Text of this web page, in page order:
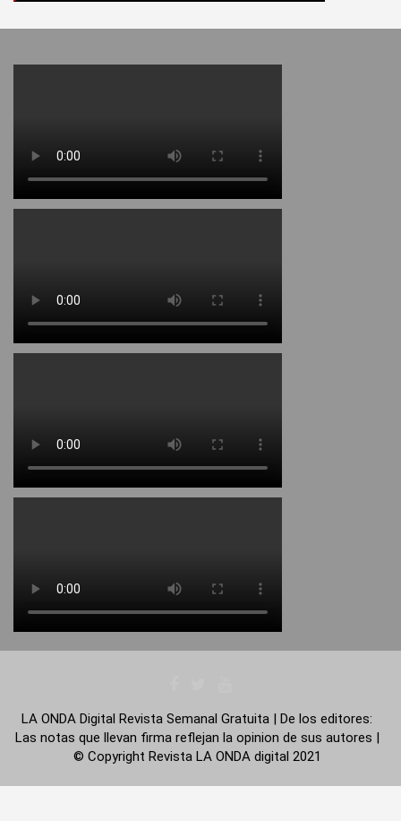
LA ONDA Digital Revista Semanal Gratuita | De los editores:
Las notas que llevan firma reflejan la opinion de sus autores |
© Copyright Revista LA ONDA digital 2021